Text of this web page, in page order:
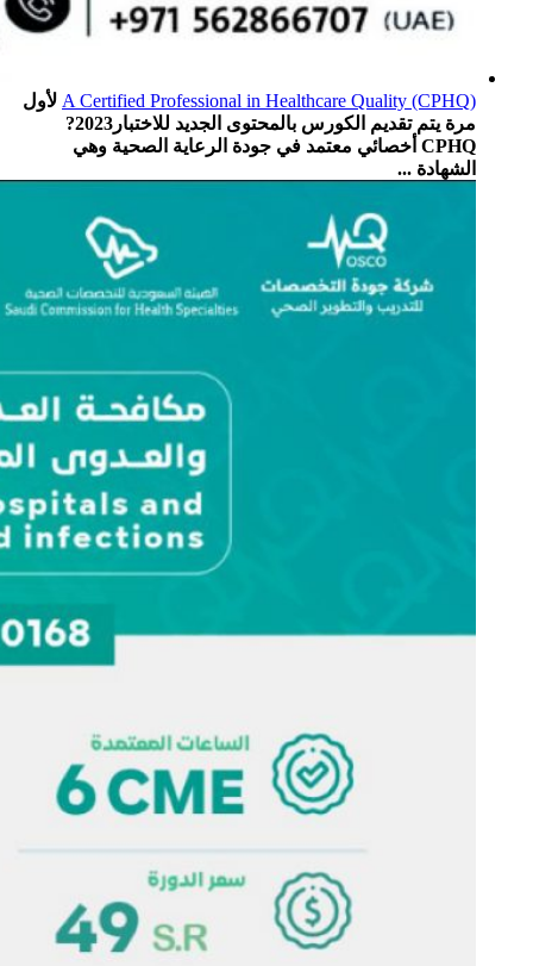
A Certified Professional in Healthcare Quality (CPHQ) لأول
مرة يتم تقديم الكورس بالمحتوى الجديد للاختبار2023?
CPHQ أخصائي معتمد في جودة الرعاية الصحية وهي
الشهادة ...